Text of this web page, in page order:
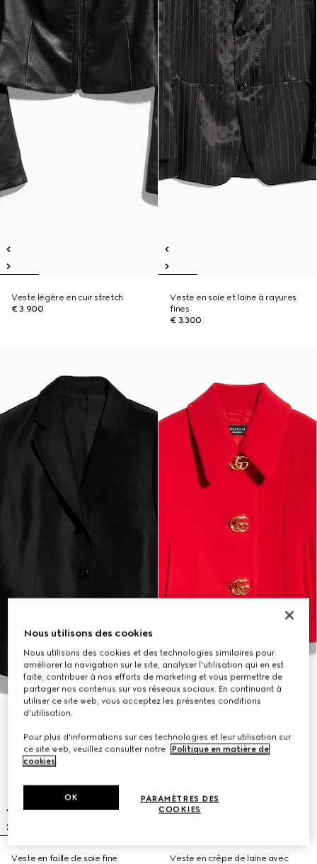
Veste légère en cuir stretch
€ 3.900
Veste en soie et laine à rayures
fines
€ 3.300
Veste en faille de soie fine
Veste en crêpe de laine avec
Nous utilisons des cookies
Nous utilisons des cookies et des technologies similaires pour
améliorer la navigation sur le site, analyser l'utilisation qui en est
faite, contribuer à nos efforts de marketing et vous permettre de
partager nos contenus sur vos réseaux sociaux. En continuant à
utiliser ce site web, vous acceptez les présentes conditions
d'utilisation.
Pour plus d'informations sur ces technologies et leur utilisation sur
ce site web, veuillez consulter notre
Politique en matière de
cookies.
PARAMÈTRES DES
COOKIES
OK